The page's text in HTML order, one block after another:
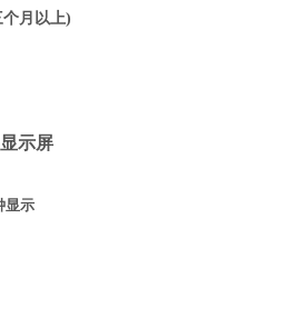
月以上)
示屏
显示